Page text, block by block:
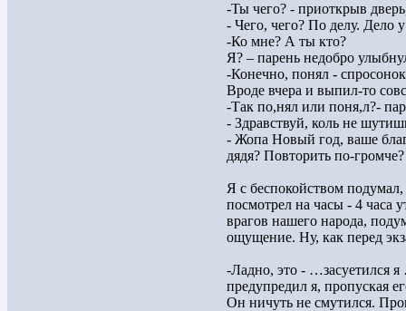
-Ты чего? - приоткрыв
- Чего, чего? По делу. Дело
-Ко мне? А ты кто?
Я? – парень недобро
-Конечно, понял -
Вроде вчера и выпил-то
-Так по,нял или поня,л?-
- Здравствуй, коль не
- Жопа Новый год, ваше
дядя? Повторить по-громче?
Я с беспокойством подумал,
посмотрел на часы - 4 часа
врагов нашего народа,
ощущение. Ну, как перед
-Ладно, это - …засуетился
предупредил я, пропуская
Он ничуть не смутился.